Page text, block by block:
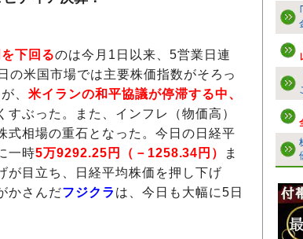
下回るのは今月1日以来、5営業日連
米国市場では主要株価指数がそろっ
、米イランの和平協議が停滞する中、
すぶった。また、インフレ（物価高）
式相場の重石となった。今日の日経平
一時5万9292.25円（－1258.34円）
ま
が目立ち、日経平均株価を押し下げ
かさんだフジクラ は、今日も大幅に5日